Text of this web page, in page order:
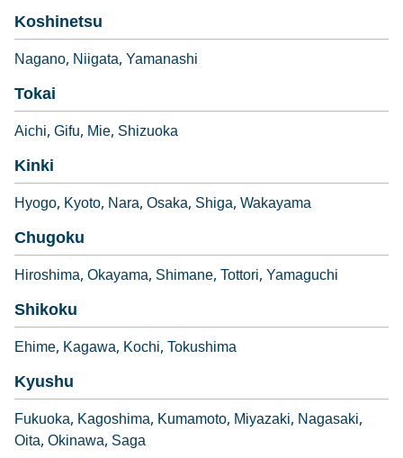
Koshinetsu
Nagano Niigata Yamanashi
Tokai
Aichi Gifu Mie Shizuoka
Kinki
Hyogo Kyoto Nara Osaka Shiga Wakayama
Chugoku
Hiroshima Okayama Shimane Tottori Yamaguchi
Shikoku
Ehime Kagawa Kochi Tokushima
Kyushu
Fukuoka Kagoshima Kumamoto Miyazaki Nagasaki
Oita Okinawa Saga